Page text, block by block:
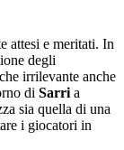
attesi e meritati. In
degli
irrilevante anche
di Sarri a
sia quella di una
i giocatori in